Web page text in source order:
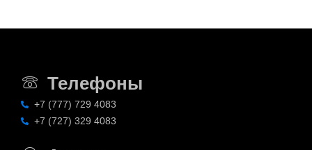
Телефоны
+7 (777) 729 4083
+7 (727) 329 4083